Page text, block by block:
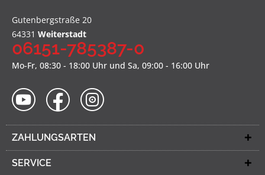
Gutenbergstraße 20
64331 Weiterstadt
06151-785387-0
Mo-Fr, 08:30 - 18:00 Uhr und Sa, 09:00 - 16:00 Uhr
ZAHLUNGSARTEN
SERVICE